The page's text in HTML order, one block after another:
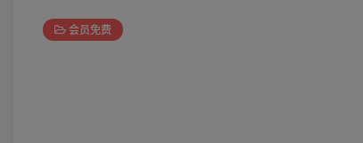
会员免费